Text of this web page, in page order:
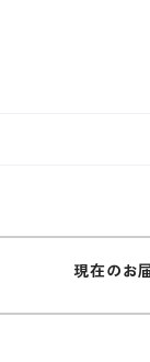
現在のお